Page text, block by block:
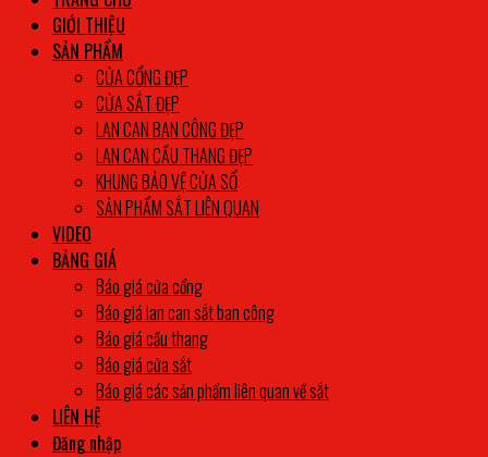
GIỚI THIỆU
SẢN PHẨM
CỬA CỔNG ĐẸP
CỬA SẮT ĐẸP
LAN CAN BAN CÔNG ĐẸP
LAN CAN CẦU THANG ĐẸP
KHUNG BẢO VỆ CỬA SỔ
SẢN PHẨM SẮT LIÊN QUAN
VIDEO
BẢNG GIÁ
Báo giá cửa cổng
Báo giá lan can sắt ban công
Báo giá cầu thang
Báo giá cửa sắt
Báo giá các sản phẩm liên quan về sắt
LIÊN HỆ
Đăng nhập